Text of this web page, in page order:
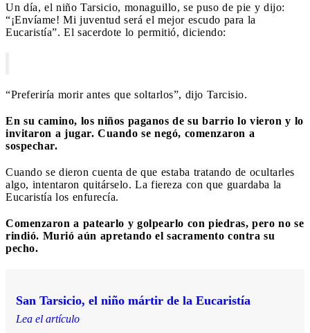
Un día, el niño Tarsicio, monaguillo, se puso de pie y dijo:
“¡Envíame! Mi juventud será el mejor escudo para la
Eucaristía”. El sacerdote lo permitió, diciendo:
“Preferiría morir antes que soltarlos”, dijo Tarcisio.
En su camino, los niños paganos de su barrio lo vieron y lo
invitaron a jugar. Cuando se negó, comenzaron a
sospechar.
Cuando se dieron cuenta de que estaba tratando de ocultarles
algo, intentaron quitárselo. La fiereza con que guardaba la
Eucaristía los enfurecía.
Comenzaron a patearlo y golpearlo con piedras, pero no se
rindió. Murió aún apretando el sacramento contra su
pecho.
San Tarsicio, el niño mártir de la Eucaristía
Lea el artículo